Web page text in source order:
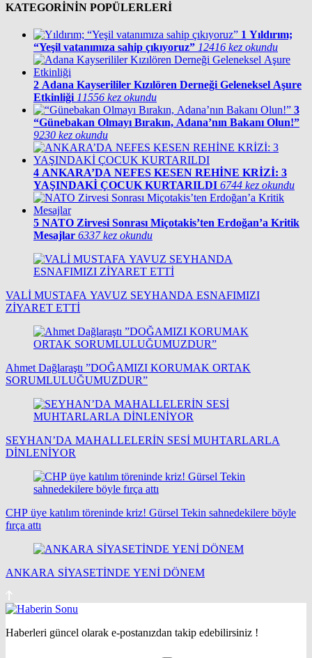
KATEGORİNİN POPÜLERLERİ
1 Yıldırım;
“Yeşil vatanımıza sahip çıkıyoruz” 12416 kez okundu
2 Adana Kayserililer Kızılören Derneği Geleneksel Aşure
Etkinliği 11556 kez okundu
3
“Günebakan Olmayı Bırakın, Adana’nın Bakanı Olun!”
9230 kez okundu
4 ANKARA’DA NEFES KESEN REHİNE KRİZİ: 3
YAŞINDAKİ ÇOCUK KURTARILDI 6744 kez okundu
5 NATO Zirvesi Sonrası Miçotakis’ten Erdoğan’a Kritik
Mesajlar 6337 kez okundu
VALİ MUSTAFA YAVUZ SEYHANDA ESNAFIMIZI
ZİYARET ETTİ
Ahmet Dağlaraştı ”DOĞAMIZI KORUMAK ORTAK
SORUMLULUĞUMUZDUR”
SEYHAN’DA MAHALLELERİN SESİ MUHTARLARLA
DİNLENİYOR
CHP üye katılım töreninde kriz! Gürsel Tekin sahnedekilere böyle
fırça attı
ANKARA SİYASETİNDE YENİ DÖNEM
Haberleri güncel olarak e-postanızdan takip edebilirsiniz !